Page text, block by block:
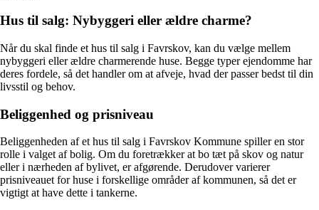
Hus til salg: Nybyggeri eller ældre charme?
Når du skal finde et hus til salg i Favrskov, kan du vælge mellem
nybyggeri eller ældre charmerende huse. Begge typer ejendomme har
deres fordele, så det handler om at afveje, hvad der passer bedst til din
livsstil og behov.
Beliggenhed og prisniveau
Beliggenheden af et hus til salg i Favrskov Kommune spiller en stor
rolle i valget af bolig. Om du foretrækker at bo tæt på skov og natur
eller i nærheden af bylivet, er afgørende. Derudover varierer
prisniveauet for huse i forskellige områder af kommunen, så det er
vigtigt at have dette i tankerne.